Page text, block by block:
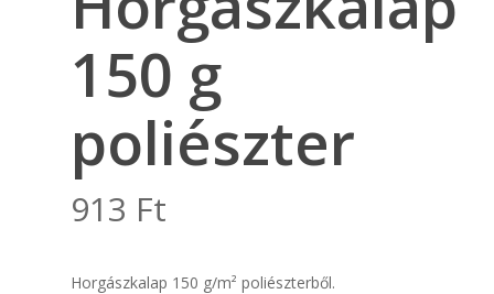
150 g
poliészter
913 Ft
Horgászkalap 150 g/m² poliészterből.